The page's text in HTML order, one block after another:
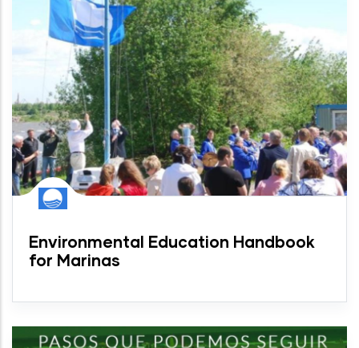
Environmental Education Handbook
for Marinas